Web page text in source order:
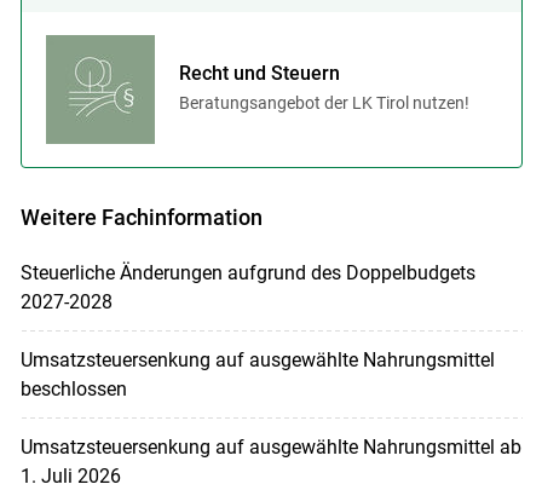
Recht und Steuern
Beratungsangebot der LK Tirol nutzen!
Weitere Fachinformation
Steuerliche Änderungen aufgrund des Doppelbudgets
2027-2028
Umsatzsteuersenkung auf ausgewählte Nahrungsmittel
beschlossen
Umsatzsteuersenkung auf ausgewählte Nahrungsmittel ab
1. Juli 2026